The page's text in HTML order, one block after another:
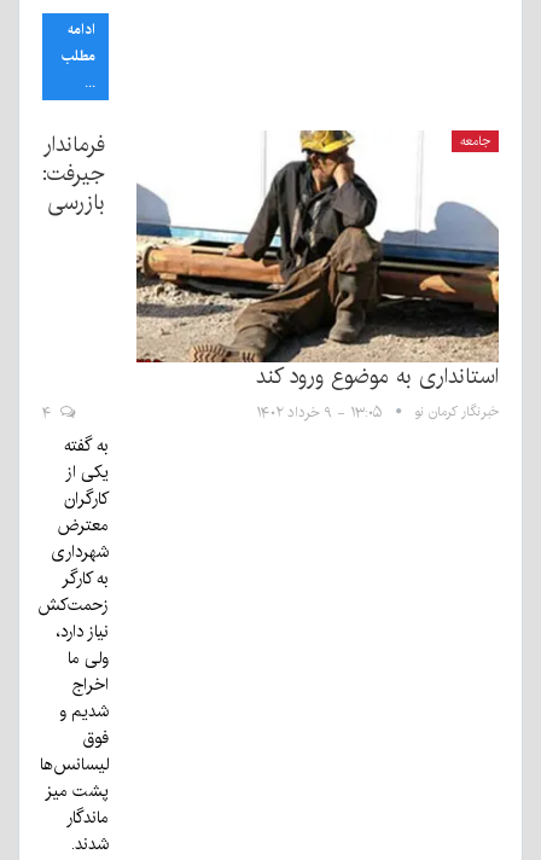
ادامه
مطلب
...
جامعه
فرماندار
جیرفت:
بازرسی
استانداری به موضوع ورود کند
خبرنگار کرمان نو ۱۳:۰۵ - ۹ خرداد ۱۴۰۲
به گفته
یکی از
کارگران
معترض
شهرداری
به کارگر
زحمت‌کش
نیاز دارد،
ولی ما
اخراج
شدیم و
فوق
لیسانس‌ها
پشت میز
ماندگار
شدند.